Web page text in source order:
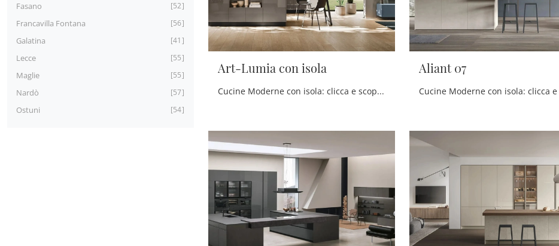
Fasano 52
Francavilla Fontana 56
Galatina 41
Lecce 55
Maglie 55
Nardò 57
Ostuni 54
Art-Lumia con isola
Cucine Moderne con isola: clicca e scopri una ricca gamma di soluzioni della firma Stosa, tra cui il modello Art-Lumia con isola.
Aliant 07